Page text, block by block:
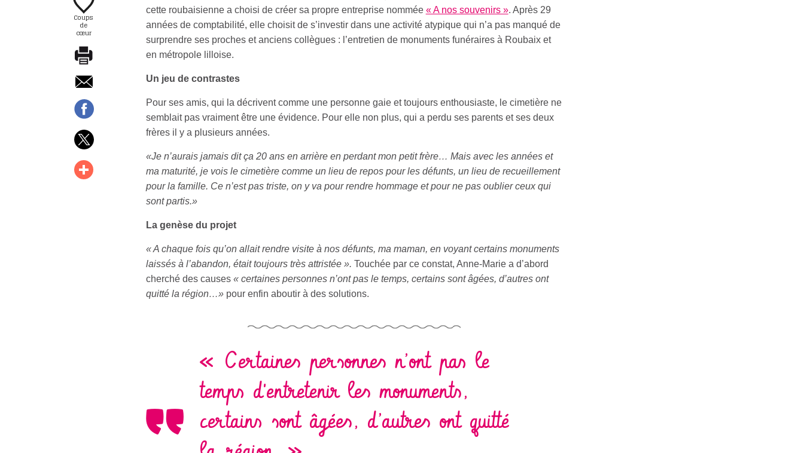
Coups
de
cœur
cette roubaisienne a choisi de créer sa propre entreprise nommée « A nos souvenirs ». Après 29
années de comptabilité, elle choisit de s’investir dans une activité atypique qui n’a pas manqué de
surprendre ses proches et anciens collègues : l’entretien de monuments funéraires à Roubaix et
en métropole lilloise.
Un jeu de contrastes
Pour ses amis, qui la décrivent comme une personne gaie et toujours enthousiaste, le cimetière ne
semblait pas vraiment être une évidence. Pour elle non plus, qui a perdu ses parents et ses deux
frères il y a plusieurs années.
«Je n’aurais jamais dit ça 20 ans en arrière en perdant mon petit frère… Mais avec les années et
ma maturité, je vois le cimetière comme un lieu de repos pour les défunts, un lieu de recueillement
pour la famille. Ce n’est pas triste, on y va pour rendre hommage et pour ne pas oublier ceux qui
sont partis.»
La genèse du projet
« A chaque fois qu’on allait rendre visite à nos défunts, ma maman, en voyant certains monuments
laissés à l’abandon, était toujours très attristée ». Touchée par ce constat, Anne-Marie a d’abord
cherché des causes « certaines personnes n’ont pas le temps, certains sont âgées, d’autres ont
quitté la région…» pour enfin aboutir à des solutions.
« Certaines personnes n’ont pas le
temps d'entretenir les monuments,
certains sont âgées, d’autres ont quitté